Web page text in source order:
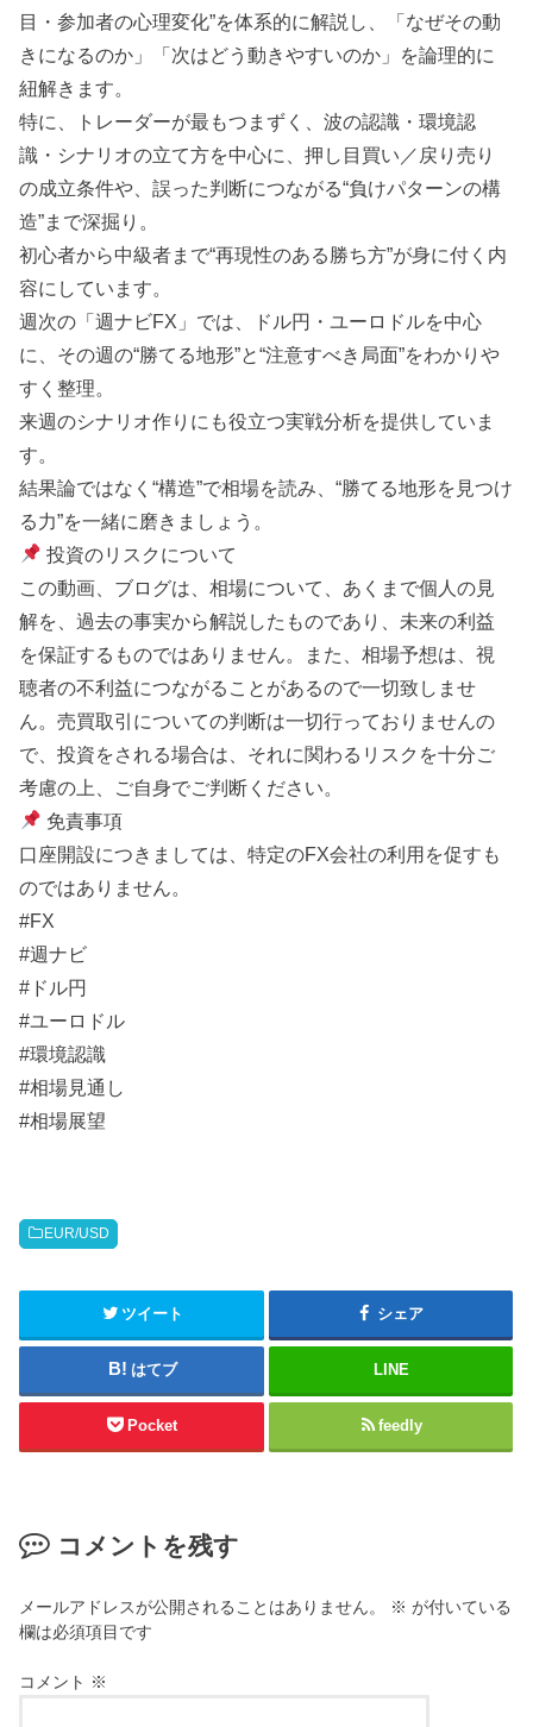
目・参加者の心理変化”を体系的に解説し、「なぜその動
きになるのか」「次はどう動きやすいのか」を論理的に
紐解きます。
特に、トレーダーが最もつまずく、波の認識・環境認
識・シナリオの立て方を中心に、押し目買い／戻り売り
の成立条件や、誤った判断につながる“負けパターンの構
造”まで深掘り。
初心者から中級者まで“再現性のある勝ち方”が身に付く内
容にしています。
週次の「週ナビFX」では、ドル円・ユーロドルを中心
に、その週の“勝てる地形”と“注意すべき局面”をわかりや
すく整理。
来週のシナリオ作りにも役立つ実戦分析を提供していま
す。
結果論ではなく“構造”で相場を読み、“勝てる地形を見つけ
る力”を一緒に磨きましょう。
投資のリスクについて
この動画、ブログは、相場について、あくまで個人の見
解を、過去の事実から解説したものであり、未来の利益
を保証するものではありません。また、相場予想は、視
聴者の不利益につながることがあるので一切致しませ
ん。売買取引についての判断は一切行っておりませんの
で、投資をされる場合は、それに関わるリスクを十分ご
考慮の上、ご自身でご判断ください。
免責事項
口座開設につきましては、特定のFX会社の利用を促すも
のではありません。
#FX
#週ナビ
#ドル円
#ユーロドル
#環境認識
#相場見通し
#相場展望
EUR/USD
ツイート シェア
はてブ LINE
Pocket feedly
コメントを残す
メールアドレスが公開されることはありません。 ※ が付いている
欄は必須項目です
コメント ※